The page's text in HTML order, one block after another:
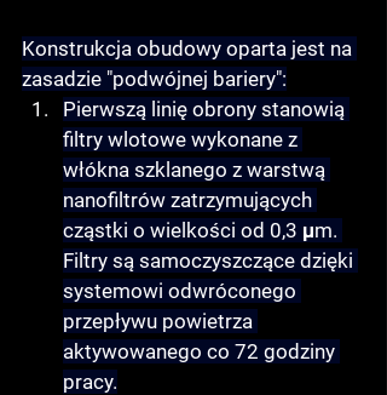
Konstrukcja obudowy oparta jest na
zasadzie "podwójnej bariery":
Pierwszą linię obrony stanowią
filtry wlotowe wykonane z
włókna szklanego z warstwą
nanofiltrów zatrzymujących
cząstki o wielkości od 0,3 μm.
Filtry są samoczyszczące dzięki
systemowi odwróconego
przepływu powietrza
aktywowanego co 72 godziny
pracy.